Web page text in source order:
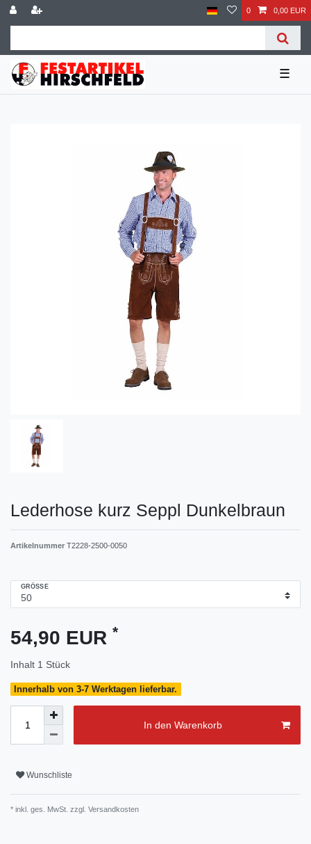
0 0,00 EUR
☰
Lederhose kurz Seppl Dunkelbraun
Artikelnummer T2228-2500-0050
GRÖSSE
54,90 EUR *
Inhalt 1 Stück
Innerhalb von 3-7 Werktagen lieferbar.
In den Warenkorb
Wunschliste
* inkl. ges. MwSt. zzgl. Versandkosten